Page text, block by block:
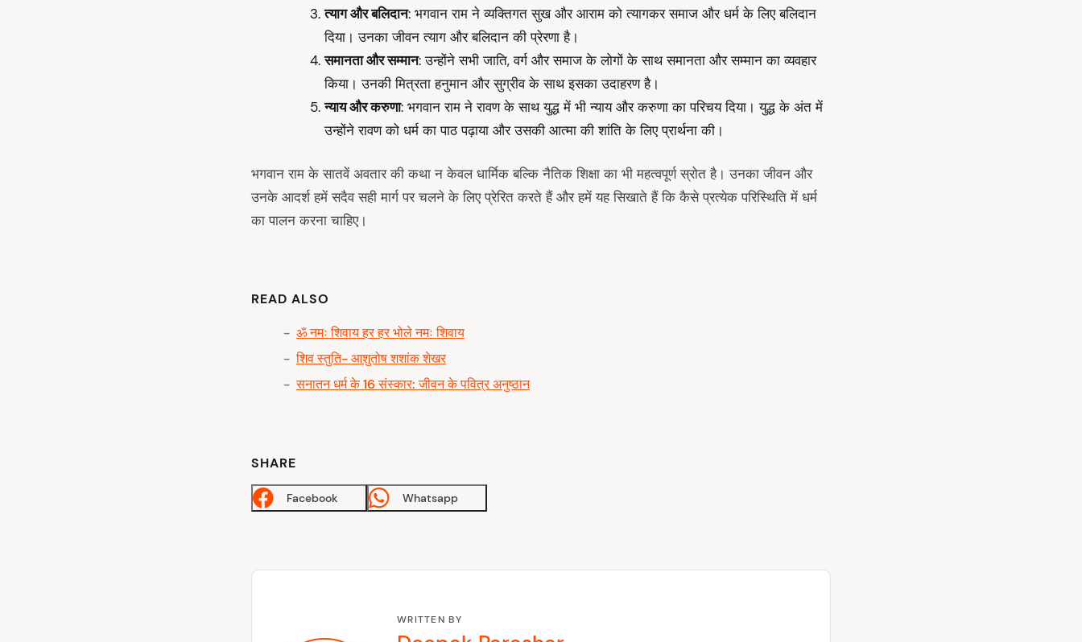
त्याग और बलिदान: भगवान राम ने व्यक्तिगत सुख और आराम को त्यागकर समाज और धर्म के लिए बलिदान
दिया। उनका जीवन त्याग और बलिदान की प्रेरणा है।
समानता और सम्मान: उन्होंने सभी जाति, वर्ग और समाज के लोगों के साथ समानता और सम्मान का व्यवहार
किया। उनकी मित्रता हनुमान और सुग्रीव के साथ इसका उदाहरण है।
न्याय और करुणा: भगवान राम ने रावण के साथ युद्ध में भी न्याय और करुणा का परिचय दिया। युद्ध के अंत में
उन्होंने रावण को धर्म का पाठ पढ़ाया और उसकी आत्मा की शांति के लिए प्रार्थना की।
भगवान राम के सातवें अवतार की कथा न केवल धार्मिक बल्कि नैतिक शिक्षा का भी महत्वपूर्ण स्रोत है। उनका जीवन और
उनके आदर्श हमें सदैव सही मार्ग पर चलने के लिए प्रेरित करते हैं और हमें यह सिखाते हैं कि कैसे प्रत्येक परिस्थिति में धर्म
का पालन करना चाहिए।
READ ALSO
ॐ नमः शिवाय हर हर भोले नमः शिवाय
शिव स्तुति- आशुतोष शशांक शेखर
सनातन धर्म के 16 संस्कार: जीवन के पवित्र अनुष्ठान
SHARE
Facebook Whatsapp
WRITTEN BY